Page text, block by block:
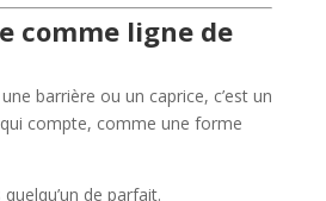
comme ligne de
une barrière ou un caprice, c’est un
compte, comme une forme
de parfait.